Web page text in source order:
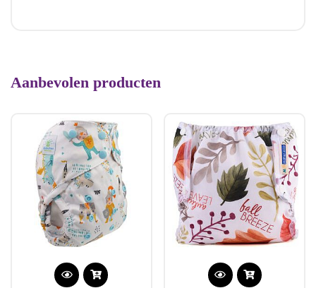
Aanbevolen producten
Dit